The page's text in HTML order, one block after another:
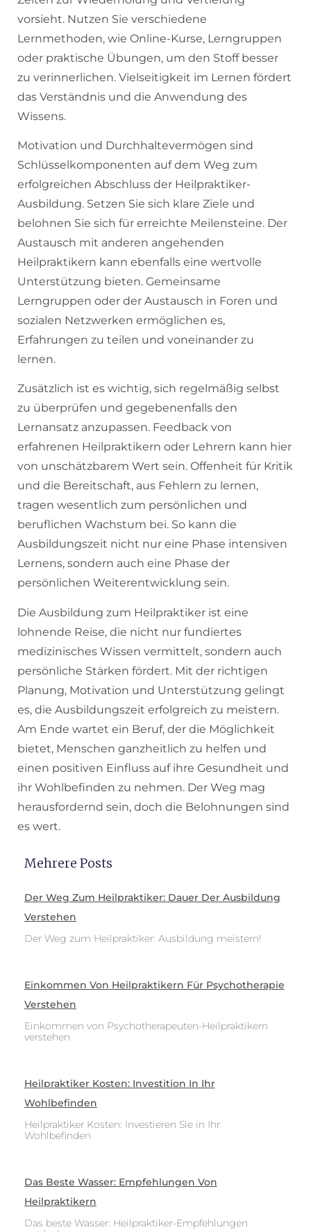
vorsieht. Nutzen Sie verschiedene
Lernmethoden, wie Online-Kurse, Lerngruppen
oder praktische Übungen, um den Stoff besser
zu verinnerlichen. Vielseitigkeit im Lernen fördert
das Verständnis und die Anwendung des
Wissens.
Motivation und Durchhaltevermögen sind
Schlüsselkomponenten auf dem Weg zum
erfolgreichen Abschluss der Heilpraktiker-
Ausbildung. Setzen Sie sich klare Ziele und
belohnen Sie sich für erreichte Meilensteine. Der
Austausch mit anderen angehenden
Heilpraktikern kann ebenfalls eine wertvolle
Unterstützung bieten. Gemeinsame
Lerngruppen oder der Austausch in Foren und
sozialen Netzwerken ermöglichen es,
Erfahrungen zu teilen und voneinander zu
lernen.
Zusätzlich ist es wichtig, sich regelmäßig selbst
zu überprüfen und gegebenenfalls den
Lernansatz anzupassen. Feedback von
erfahrenen Heilpraktikern oder Lehrern kann hier
von unschätzbarem Wert sein. Offenheit für Kritik
und die Bereitschaft, aus Fehlern zu lernen,
tragen wesentlich zum persönlichen und
beruflichen Wachstum bei. So kann die
Ausbildungszeit nicht nur eine Phase intensiven
Lernens, sondern auch eine Phase der
persönlichen Weiterentwicklung sein.
Die Ausbildung zum Heilpraktiker ist eine
lohnende Reise, die nicht nur fundiertes
medizinisches Wissen vermittelt, sondern auch
persönliche Stärken fördert. Mit der richtigen
Planung, Motivation und Unterstützung gelingt
es, die Ausbildungszeit erfolgreich zu meistern.
Am Ende wartet ein Beruf, der die Möglichkeit
bietet, Menschen ganzheitlich zu helfen und
einen positiven Einfluss auf ihre Gesundheit und
ihr Wohlbefinden zu nehmen. Der Weg mag
herausfordernd sein, doch die Belohnungen sind
es wert.
Mehrere Posts
Der Weg Zum Heilpraktiker: Dauer Der Ausbildung
Verstehen
Der Weg zum Heilpraktiker: Ausbildung meistern!
Einkommen Von Heilpraktikern Für Psychotherapie
Verstehen
Einkommen von Psychotherapeuten-Heilpraktikern
verstehen
Heilpraktiker Kosten: Investition In Ihr
Wohlbefinden
Heilpraktiker Kosten: Investieren Sie in Ihr
Wohlbefinden
Das Beste Wasser: Empfehlungen Von
Heilpraktikern
Das beste Wasser: Heilpraktiker-Empfehlungen